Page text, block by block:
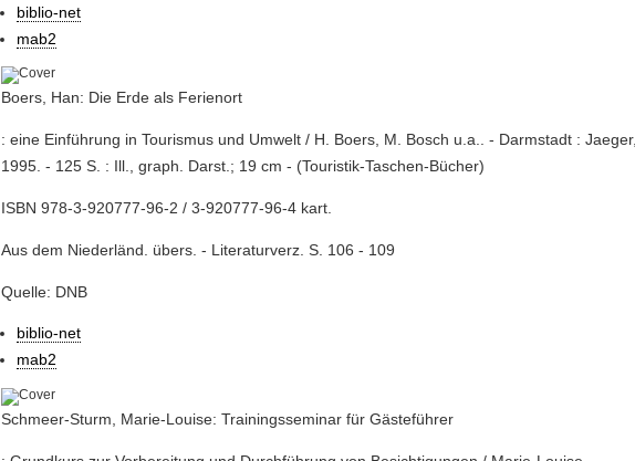
biblio-net
mab2
Boers, Han: Die Erde als Ferienort
: eine Einführung in Tourismus und Umwelt / H. Boers, M. Bosch u.a.. - Darmstadt : Jaeger,
1995. - 125 S. : Ill., graph. Darst.; 19 cm - (Touristik-Taschen-Bücher)
ISBN 978-3-920777-96-2 / 3-920777-96-4 kart.
Aus dem Niederländ. übers. - Literaturverz. S. 106 - 109
Quelle: DNB
biblio-net
mab2
Schmeer-Sturm, Marie-Louise: Trainingsseminar für Gästeführer